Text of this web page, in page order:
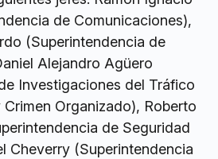
de Comunicaciones),
(Superintendencia de
Alejandro Agüero
Investigaciones del Tráfico
Organizado), Roberto
de Seguridad
Cheverry (Superintendencia